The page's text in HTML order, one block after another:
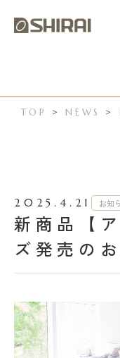
TOP >NEWS >
2025.4.21 お知
新商品【
ズ発売の